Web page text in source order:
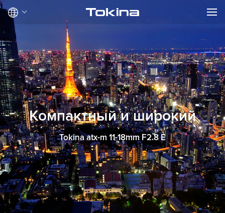
Компактный и широкий
Tokina atx-m 11-18mm F2.8 E